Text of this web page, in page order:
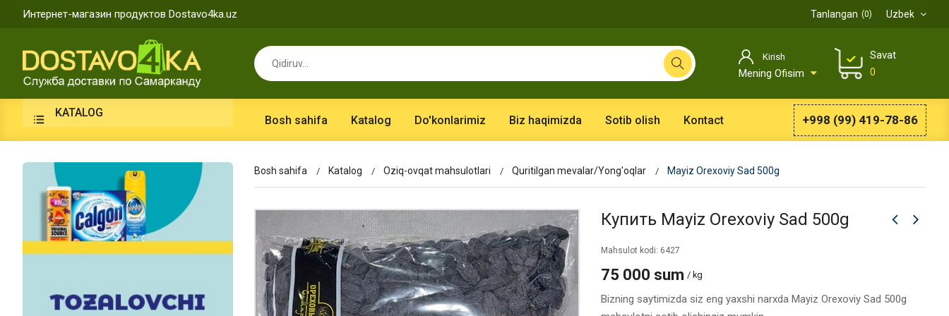
Интернет-магазин продуктов Dostavo4ka.uz Uzbek
Tanlangan 0
Kirish
Mening Ofisim
Savat
0
KATALOG
Bosh sahifa Katalog Do'konlarimiz Biz haqimizda Sotib olish Kontact +998 (99) 419-78-86
Bosh sahifa Katalog Oziq-ovqat mahsulotlari Quritilgan mevalar/Yong'oqlar Mayiz Orexoviy Sad 500g
Купить Mayiz Orexoviy Sad 500g
Mahsulot kodi: 6427
75 000 sum / kg
Bizning saytimizda siz eng yaxshi narxda Mayiz Orexoviy Sad 500g